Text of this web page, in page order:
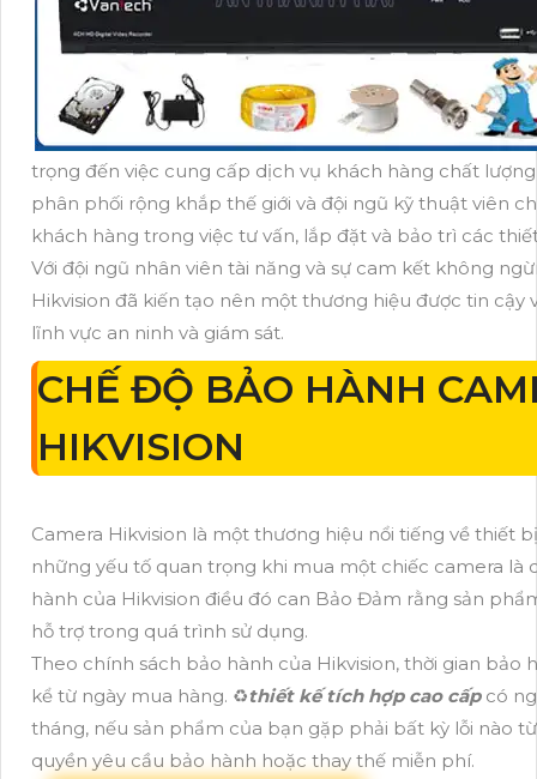
trọng đến việc cung cấp dịch vụ khách hàng chất
phân phối rộng khắp thế giới và đội ngũ kỹ thuật viên
khách hàng trong việc tư vấn, lắp đặt và bảo trì các
Với đội ngũ nhân viên tài năng và sự cam kết không
Hikvision đã kiến tạo nên một thương hiệu được tin cậy
lĩnh vực an ninh và giám sát.
CHẾ ĐỘ BẢO HÀNH
HIKVISION
Camera Hikvision là một thương hiệu nổi tiếng về thiết
những yếu tố quan trọng khi mua một chiếc camera là
hành của Hikvision điều đó can Bảo Đảm rằng sản
hỗ trợ trong quá trình sử dụng.
Theo chính sách bảo hành của Hikvision, thời gian bảo
kể từ ngày mua hàng. ♻thiết kế tích hợp cao cấpcó
tháng, nếu sản phẩm của bạn gặp phải bất kỳ lỗi nào
quyền yêu cầu bảo hành hoặc thay thế miễn phí.